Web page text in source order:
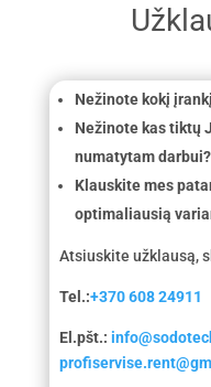
Nežinote kokį
Nežinote kas tiktų
numatytam darbui?
Klauskite mes
optimaliausią
Atsiuskite užklausą,
Tel.:+370 608 24911
El.pšt.: